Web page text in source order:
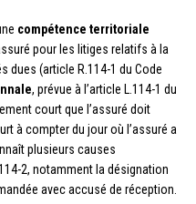
compétence territoriale
pour les litiges relatifs à la
dues (article R.114-1 du Code
, prévue à l’article L.114-1 du
court que l’assuré doit
à compter du jour où l’assuré a
plusieurs causes
2, notamment la désignation
avec accusé de réception.